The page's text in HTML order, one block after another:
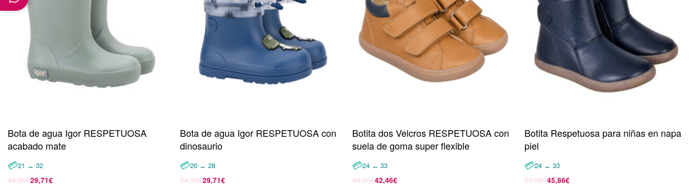
Bota de agua Igor RESPETUOSA
acabado mate
21 ↔ 32
34,95€29,71€
Bota de agua Igor RESPETUOSA con
dinosaurio
20 ↔ 28
34,95€29,71€
Botita dos Velcros RESPETUOSA con
suela de goma super flexible
24 ↔ 33
49,95€42,46€
Botita Respetuosa para niñas en napa
piel
24 ↔ 33
53,95€45,86€